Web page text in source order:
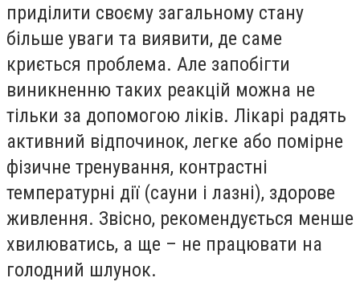
приділити своєму загальному стану
більше уваги та виявити, де саме
криється проблема. Але запобігти
виникненню таких реакцій можна не
тільки за допомогою ліків. Лікарі радять
активний відпочинок, легке або помірне
фізичне тренування, контрастні
температурні дії (сауни і лазні), здорове
живлення. Звісно, рекомендується менше
хвилюватись, а ще – не працювати на
голодний шлунок.